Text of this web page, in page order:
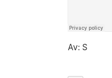
Av: S